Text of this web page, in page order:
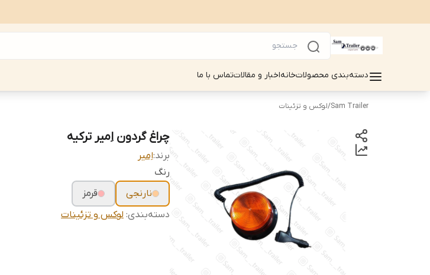
دسته‌بندی محصولاتخانهاخبار و مقالاتتماس با ما
Sam Trailer
/لوکس و تزئینات
چراغ گردون اِمیر ترکیه
برند:اِمیر
رنگ
نارنجی
قرمز
دسته‌بندی: لوکس و تزئینات